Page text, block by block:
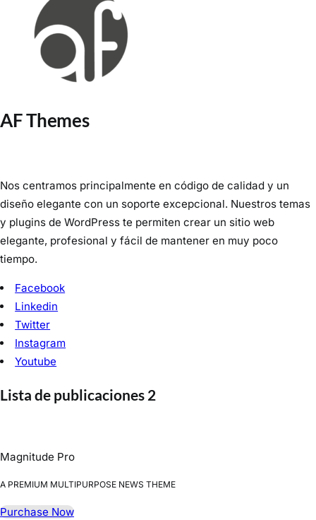
AF Themes
Nos centramos principalmente en código de calidad y un
diseño elegante con un soporte excepcional. Nuestros temas
y plugins de WordPress te permiten crear un sitio web
elegante, profesional y fácil de mantener en muy poco
tiempo.
Facebook
Linkedin
Twitter
Instagram
Youtube
Lista de publicaciones 2
Magnitude Pro
A PREMIUM MULTIPURPOSE NEWS THEME
Purchase Now